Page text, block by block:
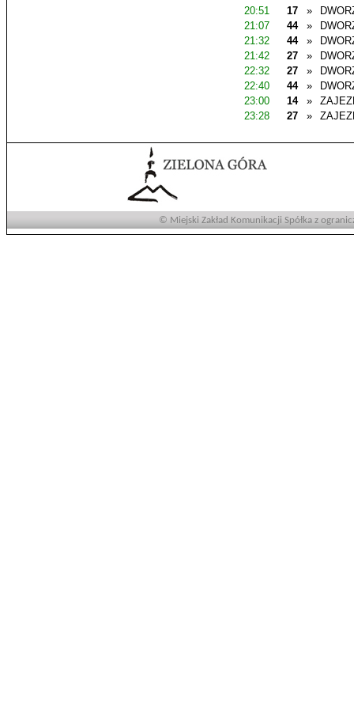
20:51
17 »
21:07
44 »
21:32
44 »
21:42
27 »
22:32
27 »
22:40
44 »
23:00
14 »
23:28
27 »
© Miejski Zakład Komunikacji Spółka z